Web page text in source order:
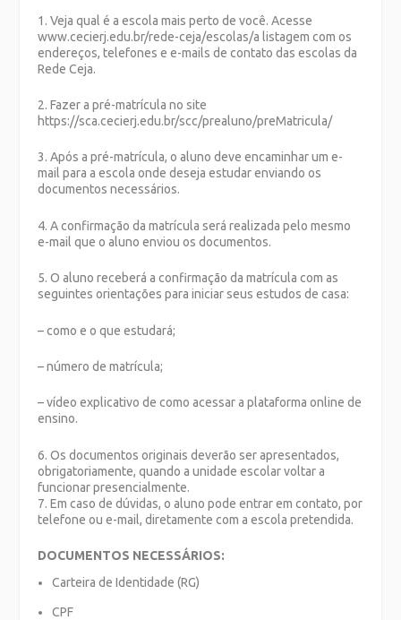
1. Veja qual é a escola mais perto de você. Acesse
www.cecierj.edu.br/rede-ceja/escolas/a listagem com os
endereços, telefones e e-mails de contato das escolas da
Rede Ceja.
2. Fazer a pré-matrícula no site
https://sca.cecierj.edu.br/scc/prealuno/preMatricula/
3. Após a pré-matrícula, o aluno deve encaminhar um e-
mail para a escola onde deseja estudar enviando os
documentos necessários.
4. A confirmação da matrícula será realizada pelo mesmo
e-mail que o aluno enviou os documentos.
5. O aluno receberá a confirmação da matrícula com as
seguintes orientações para iniciar seus estudos de casa:
– como e o que estudará;
– número de matrícula;
– vídeo explicativo de como acessar a plataforma online de
ensino.
6. Os documentos originais deverão ser apresentados,
obrigatoriamente, quando a unidade escolar voltar a
funcionar presencialmente.
7. Em caso de dúvidas, o aluno pode entrar em contato, por
telefone ou e-mail, diretamente com a escola pretendida.
DOCUMENTOS NECESSÁRIOS:
Carteira de Identidade (RG)
CPF